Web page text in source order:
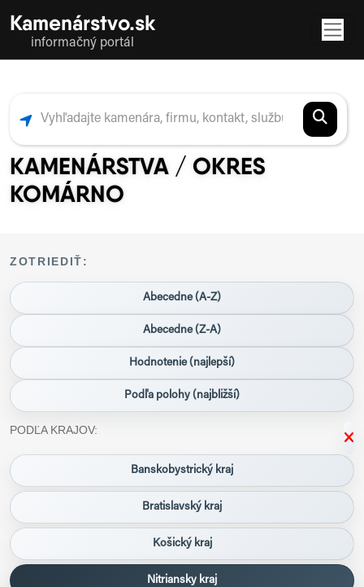
Kamenárstvo.sk
informačný portál
KAMENÁRSTVA / OKRES
KOMÁRNO
ZOTRIEDIŤ:
Abecedne (A-Z)
Abecedne (Z-A)
Hodnotenie (najlepší)
Podľa polohy (najbližší)
PODĽA KRAJOV:
Banskobystrický kraj
Bratislavský kraj
Košický kraj
Nitriansky kraj